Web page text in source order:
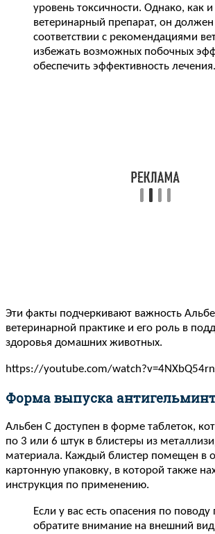
уровень токсичности. Однако, как
ветеринарный препарат, он
соответствии с рекомендациями
избежать возможных побочных
обеспечить эффективность лечения.
Эти факты подчеркивают важность
ветеринарной практике и его роль в
здоровья домашних животных.
https://youtube.com/
Форма выпуска
Альбен С доступен в форме таблеток,
по 3 или 6 штук в блистеры из
материала. Каждый блистер помещен в
картонную упаковку, в которой также
инструкция по применению.
Если у вас есть опасения по поводу
обратите внимание на внешний вид